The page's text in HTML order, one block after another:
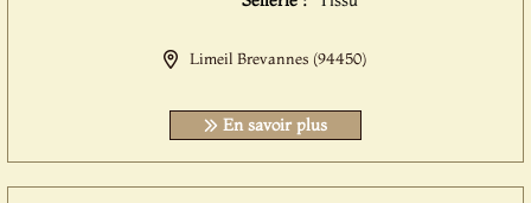
Limeil Brevannes (94450)
En savoir plus